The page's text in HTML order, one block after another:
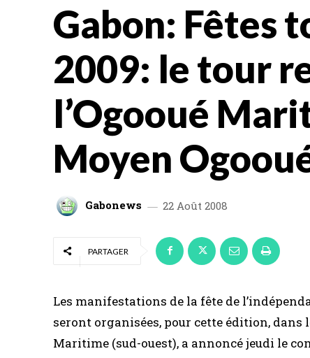
Gabon: Fêtes
2009: le tour
l’Ogooué
Moyen
Gabonews 22 Août 2008
PARTAGER
Les manifestations de la fête de
seront organisées, pour cette édition, dans
Maritime (sud-ouest), a annoncé jeudi le